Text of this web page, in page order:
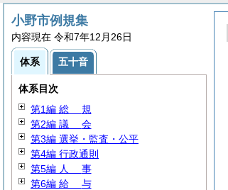
小野市例規集
内容現在 令和7年12月26日
体系 五十音
体系目次
第1編 総 規
第2編 議 会
第3編 選挙・監査・公平
第4編 行政通則
第5編 人 事
第6編 給 与